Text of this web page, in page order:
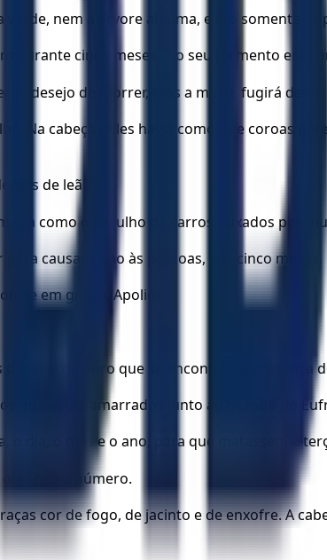
nem a árvore alguma, e tão somente às
durante cinco meses. E o seu tormento era
desejo de morrer, mas a morte fugirá delas.
Na cabeça deles havia como que coroas
de leão.
era como o barulho de carros puxados por
causar dano às pessoas, por cinco meses.
e em grego, Apoliom.
altar de ouro que se encontra na presença
que estão amarrados junto ao grande rio
dia, o mês e o ano, para que matassem a
o seu número.
cor de fogo, de jacinto e de enxofre. A